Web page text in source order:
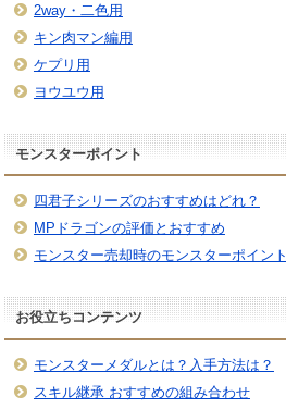
2way・二色用
キン肉マン編用
ケプリ用
ヨウユウ用
モンスターポイント
四君子シリーズのおすすめはどれ？
MPドラゴンの評価とおすすめ
モンスター売却時のモンスターポイント
お役立ちコンテンツ
モンスターメダルとは？入手方法は？
スキル継承 おすすめの組み合わせ